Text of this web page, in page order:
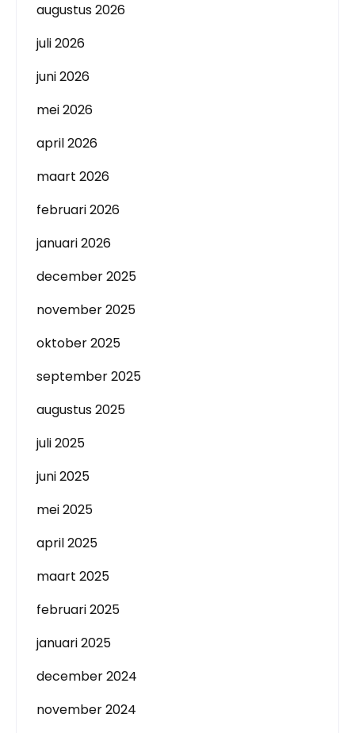
augustus 2026
juli 2026
juni 2026
mei 2026
april 2026
maart 2026
februari 2026
januari 2026
december 2025
november 2025
oktober 2025
september 2025
augustus 2025
juli 2025
juni 2025
mei 2025
april 2025
maart 2025
februari 2025
januari 2025
december 2024
november 2024